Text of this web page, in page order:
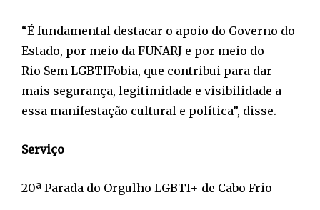
“É fundamental destacar o apoio do Governo do
Estado, por meio da FUNARJ e por meio do
Rio Sem LGBTIFobia, que contribui para dar
mais segurança, legitimidade e visibilidade a
essa manifestação cultural e política”, disse.
Serviço
20ª Parada do Orgulho LGBTI+ de Cabo Frio